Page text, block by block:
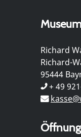
Richard
Richard-
95444
+ 49